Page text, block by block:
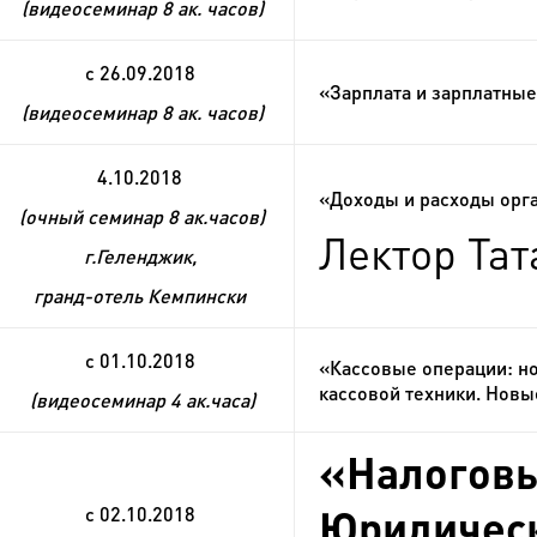
(видеосеминар 8 ак. часов)
с 26.09.2018
(видеосеминар 8 ак. часов)
«Зарплата и
4.10.2018
(очный семинар 8 ак.часов)
г.Геленджик,
гранд-отель Кемпински
«Доходы и расходы
Лектор
с 01.10.2018
(видеосеминар 4 ак.часа)
«Кассовые операции:
кассовой техники.
с 02.10.2018